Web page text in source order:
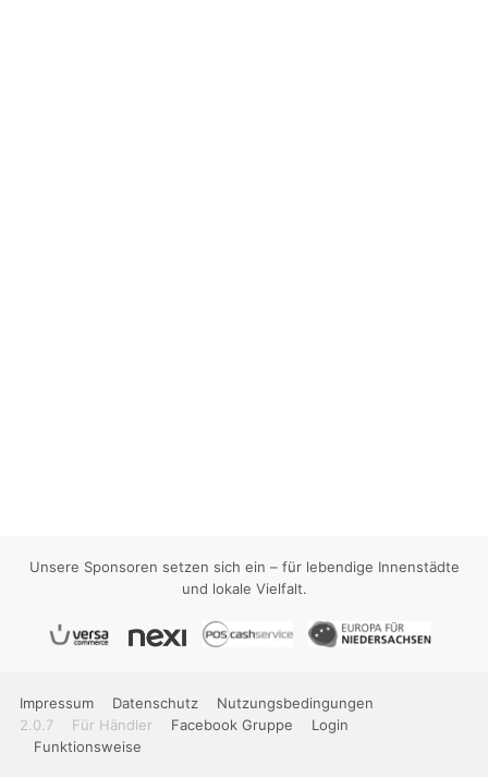
Unsere Sponsoren setzen sich ein – für lebendige Innenstädte
und lokale Vielfalt.
Impressum Datenschutz
Nutzungsbedingungen
2.0.7
Für Händler Facebook Gruppe
Login
Funktionsweise